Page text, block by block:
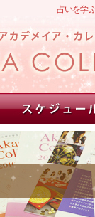
占いを学